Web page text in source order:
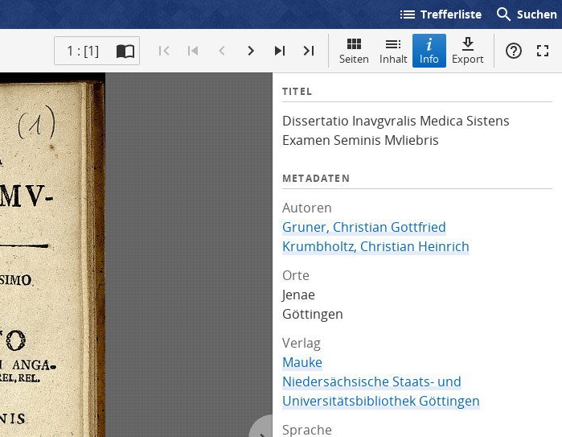
list Trefferliste search Suchen
1 : [1] Seiten Inhalt Info Export
I
f
o
TITEL
Dissertatio Inavgvralis Medica Sistens
Examen Seminis Mvliebris
METADATEN
Autoren
Gruner, Christian Gottfried
Krumbholtz, Christian Heinrich
Orte
Jenae
Göttingen
Verlag
Mauke
Niedersächsische Staats- und
Universitätsbibliothek Göttingen
Sprache